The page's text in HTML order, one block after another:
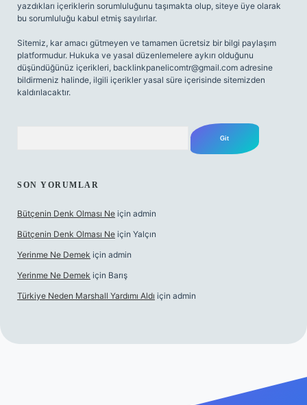
yazdıkları içeriklerin sorumluluğunu taşımakta olup, siteye üye olarak
bu sorumluluğu kabul etmiş sayılırlar.
Sitemiz, kar amacı gütmeyen ve tamamen ücretsiz bir bilgi paylaşım
platformudur. Hukuka ve yasal düzenlemelere aykırı olduğunu
düşündüğünüz içerikleri, backlinkpanelicomtr@gmail.com adresine
bildirmeniz halinde, ilgili içerikler yasal süre içerisinde sitemizden
kaldırılacaktır.
SON YORUMLAR
Bütçenin Denk Olması Ne için admin
Bütçenin Denk Olması Ne için Yalçın
Yerinme Ne Demek için admin
Yerinme Ne Demek için Barış
Türkiye Neden Marshall Yardımı Aldı için admin